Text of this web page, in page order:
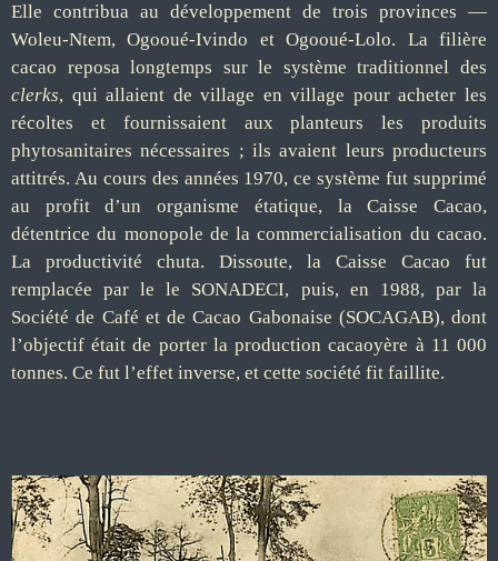
Elle contribua au développement de trois provinces —
Woleu-Ntem, Ogooué-Ivindo et Ogooué-Lolo. La filière
cacao reposa longtemps sur le système traditionnel des
clerks, qui allaient de village en village pour acheter les
récoltes et fournissaient aux planteurs les produits
phytosanitaires nécessaires ; ils avaient leurs producteurs
attitrés. Au cours des années 1970, ce système fut supprimé
au profit d’un organisme étatique, la Caisse Cacao,
détentrice du monopole de la commercialisation du cacao.
La productivité chuta. Dissoute, la Caisse Cacao fut
remplacée par le le SONADECI, puis, en 1988, par la
Société de Café et de Cacao Gabonaise (SOCAGAB), dont
l’objectif était de porter la production cacaoyère à 11 000
tonnes. Ce fut l’effet inverse, et cette société fit faillite.